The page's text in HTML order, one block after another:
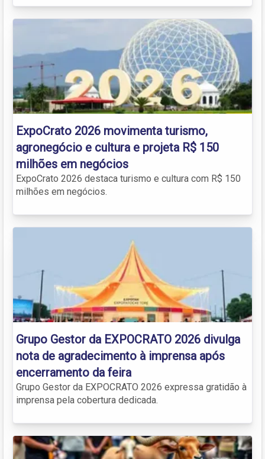
ExpoCrato 2026 movimenta turismo,
agronegócio e cultura e projeta R$ 150
milhões em negócios
ExpoCrato 2026 destaca turismo e cultura com R$ 150
milhões em negócios.
Grupo Gestor da EXPOCRATO 2026 divulga
nota de agradecimento à imprensa após
encerramento da feira
Grupo Gestor da EXPOCRATO 2026 expressa gratidão à
imprensa pela cobertura dedicada.